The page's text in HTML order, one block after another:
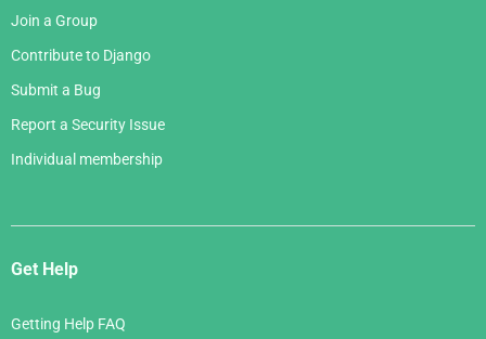
Join a Group
Contribute to Django
Submit a Bug
Report a Security Issue
Individual membership
Get Help
Getting Help FAQ